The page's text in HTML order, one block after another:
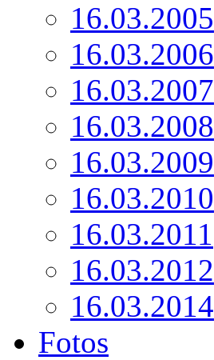
16.03.2005
16.03.2006
16.03.2007
16.03.2008
16.03.2009
16.03.2010
16.03.2011
16.03.2012
16.03.2014
Fotos